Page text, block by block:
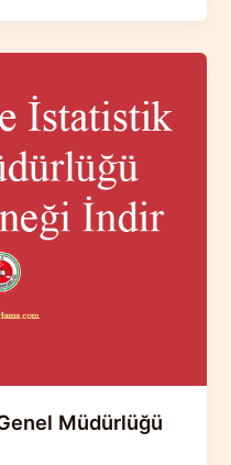
Müdürlüğü